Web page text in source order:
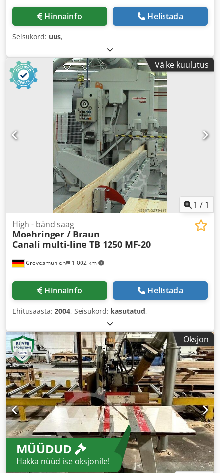
Hinnainfo Helistada
Seisukord: uus,
Väike kuulutus
1 / 1
Grevesmühlen 1 002 km
High - bänd saag
Moehringer / Braun
Canali multi-line TB 1250 MF-20
Hinnainfo Helistada
Ehitusaasta: 2004, Seisukord: kasutatud,
Oksjon
MÜÜDUD
Hakka nüüd ise oksjonile!